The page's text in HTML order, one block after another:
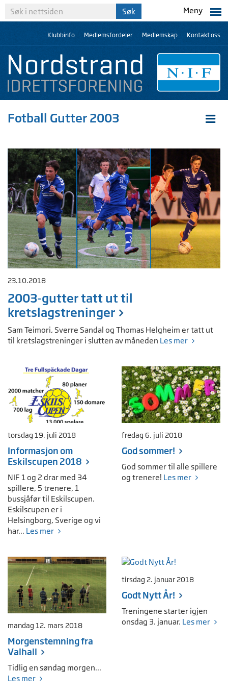
Meny
Klubbinfo Medlemsfordeler Medlemskap Kontakt oss
Fotball Gutter 2003
23.10.2018
2003-gutter tatt ut til
kretslagstreninger
Sam Teimori, Sverre Sandal og Thomas Helgheim er tatt ut
til kretslagstreninger i slutten av måneden Les mer
torsdag 19. juli 2018
Informasjon om
Eskilscupen 2018
NIF 1 og 2 drar med 34
spillere, 5 trenere, 1
bussjåfør til Eskilscupen.
Eskilscupen er i
Helsingborg, Sverige og vi
har... Les mer
fredag 6. juli 2018
God sommer!
God sommer til alle spillere
og trenere! Les mer
mandag 12. mars 2018
Morgenstemning fra
Valhall
Tidlig en søndag morgen...
Les mer
tirsdag 2. januar 2018
Godt Nytt År!
Treningene starter igjen
onsdag 3. januar. Les mer